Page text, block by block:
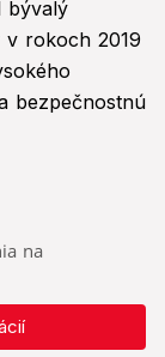
bývalý
v rokoch 2019
bezpečnostnú
na